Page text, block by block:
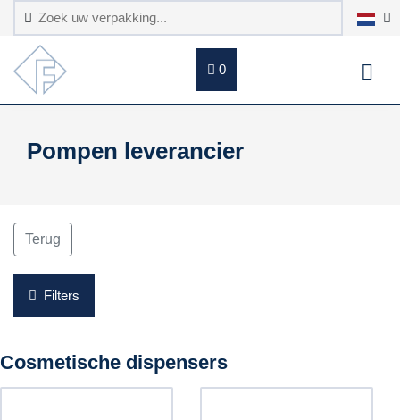
0
Pompen leverancier
Terug
Filters
Cosmetische dispensers